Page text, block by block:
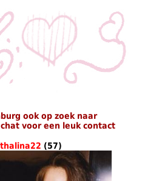
ook op zoek naar
voor een leuk contact
(57)